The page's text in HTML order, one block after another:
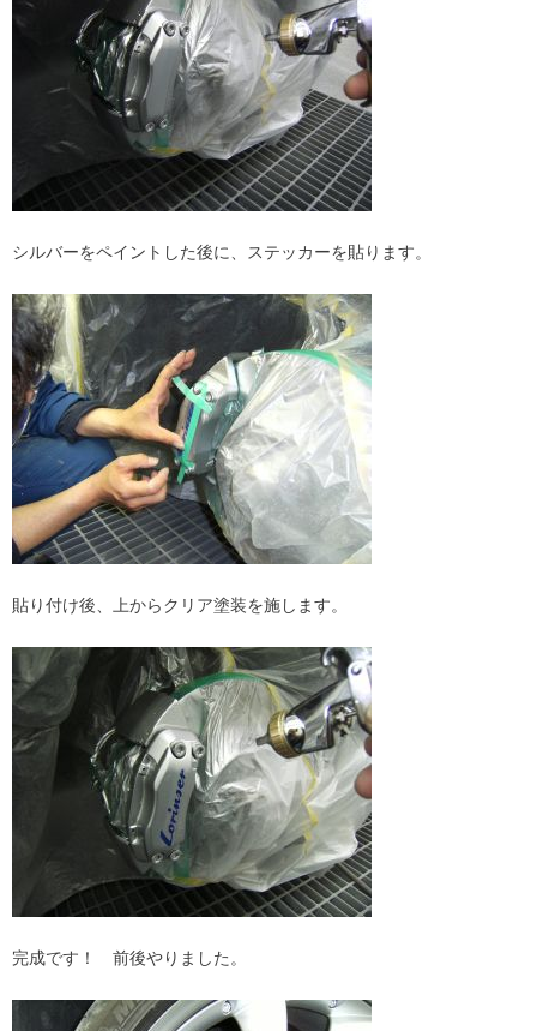
シルバーをペイントした後に、ステッカーを貼ります。
貼り付け後、上からクリア塗装を施します。
完成です！ 前後やりました。